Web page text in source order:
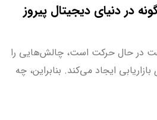
در دنیای دیجیتال پیروز
در حال حرکت است، چالش‌هایی را
ایجاد می‌کند. بنابراین، چه